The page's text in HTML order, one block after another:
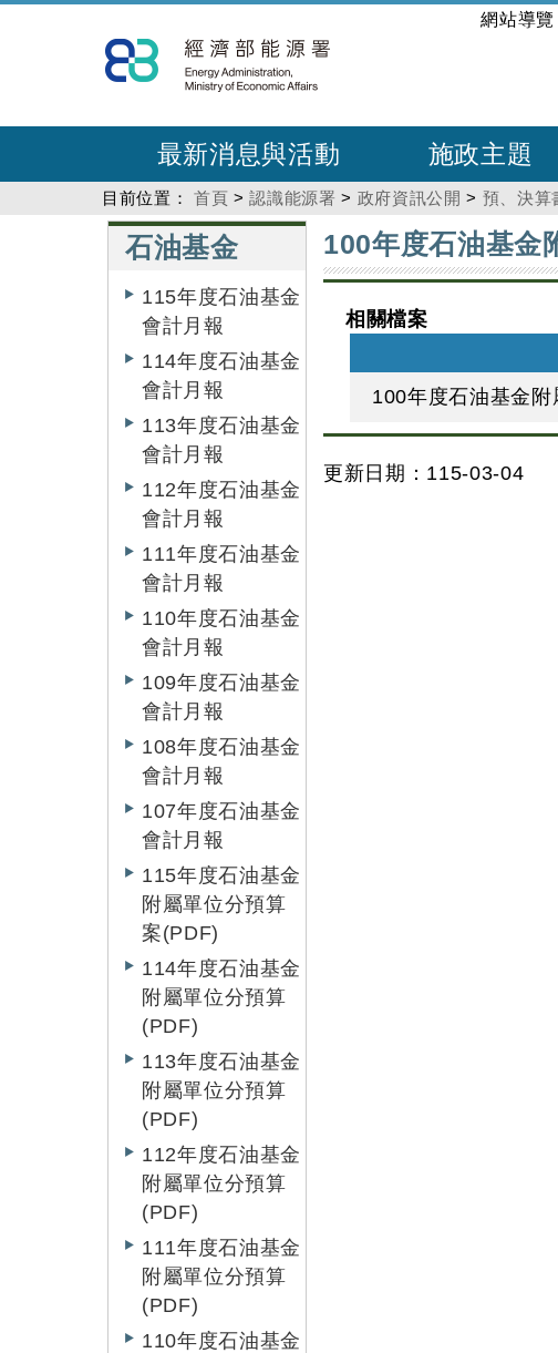
到
主
內
:::
網站導覽
最新消息與活動 施政主題
目前位置： 首頁 >認識能源署 > 政府資訊公開 > 預、決算
石油基金
115年度石油基金
會計月報
114年度石油基金
會計月報
113年度石油基金
會計月報
112年度石油基金
會計月報
111年度石油基金
會計月報
110年度石油基金
會計月報
109年度石油基金
會計月報
108年度石油基金
會計月報
107年度石油基金
會計月報
115年度石油基金
附屬單位分預算
案(PDF)
114年度石油基金
附屬單位分預算
(PDF)
113年度石油基金
附屬單位分預算
(PDF)
112年度石油基金
附屬單位分預算
(PDF)
111年度石油基金
附屬單位分預算
(PDF)
110年度石油基金
100年度石油基金
相關檔案
100年度石油基金
更新日期：115-03-04